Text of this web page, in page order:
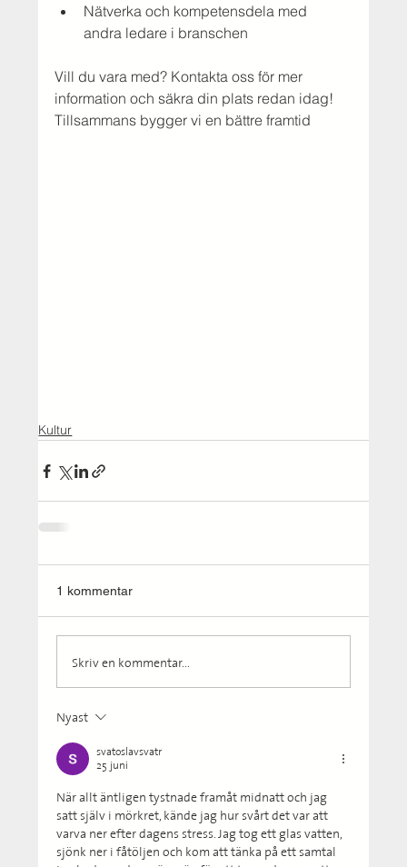
Nätverka och kompetensdela med
andra ledare i branschen
Vill du vara med? Kontakta oss för mer
information och säkra din plats redan idag!
Tillsammans bygger vi en bättre framtid
Kultur
1 kommentar
Skriv en kommentar...
Nyast
svatoslavsvatr
25 juni
När allt äntligen tystnade framåt midnatt och jag
satt själv i mörkret, kände jag hur svårt det var att
varva ner efter dagens stress. Jag tog ett glas vatten,
sjönk ner i fåtöljen och kom att tänka på ett samtal